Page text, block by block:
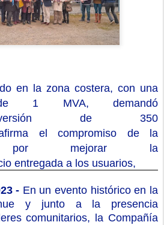
en la zona costera, con una
1 MVA, demandó
de 350
el compromiso de la
por mejorar la
entregada a los usuarios,
- En un evento histórico en la
y junto a la presencia
comunitarios, la Compañía